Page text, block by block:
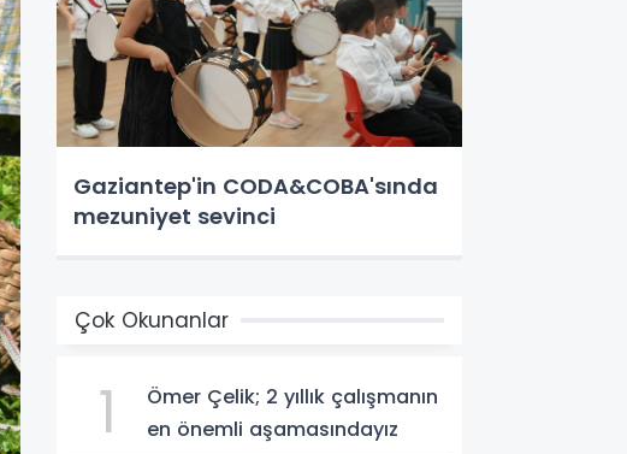
Gaziantep'in CODA&COBA'sında
mezuniyet sevinci
Çok Okunanlar
1
Ömer Çelik; 2 yıllık çalışmanın
en önemli aşamasındayız